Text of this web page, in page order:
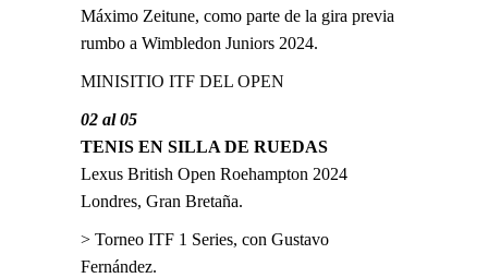
Máximo Zeitune, como parte de la gira previa
rumbo a Wimbledon Juniors 2024.
MINISITIO ITF DEL OPEN
02 al 05
TENIS EN SILLA DE RUEDAS
Lexus British Open Roehampton 2024
Londres, Gran Bretaña.
> Torneo ITF 1 Series, con Gustavo
Fernández.